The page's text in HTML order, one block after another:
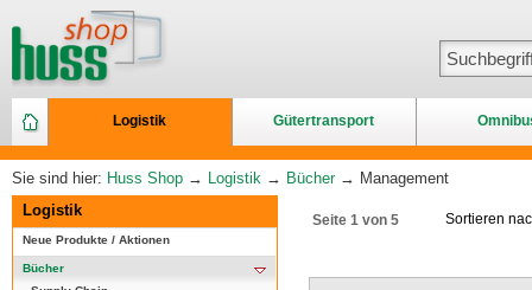
Logistik Gütertransport
Sie sind hier: Huss Shop → Logistik → Bücher→ Management
Logistik
Neue Produkte / Aktionen
Bücher
Seite 1 von 5 Sortieren